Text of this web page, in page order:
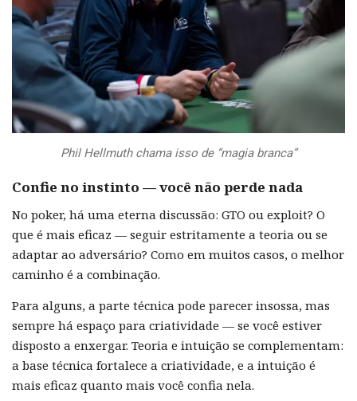
Phil Hellmuth chama isso de “magia branca”
Confie no instinto — você não perde nada
No poker, há uma eterna discussão: GTO ou exploit? O
que é mais eficaz — seguir estritamente a teoria ou se
adaptar ao adversário? Como em muitos casos, o melhor
caminho é a combinação.
Para alguns, a parte técnica pode parecer insossa, mas
sempre há espaço para criatividade — se você estiver
disposto a enxergar. Teoria e intuição se complementam:
a base técnica fortalece a criatividade, e a intuição é
mais eficaz quanto mais você confia nela.